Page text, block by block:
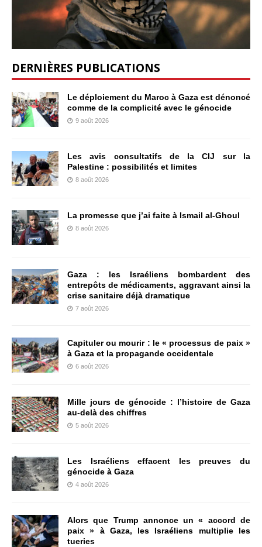
DERNIÈRES PUBLICATIONS
Le déploiement du Maroc à Gaza est dénoncé
comme de la complicité avec le génocide
9 août 2026
Les avis consultatifs de la CIJ sur la
Palestine : possibilités et limites
8 août 2026
La promesse que j’ai faite à Ismail al-Ghoul
8 août 2026
Gaza : les Israéliens bombardent des
entrepôts de médicaments, aggravant ainsi la
crise sanitaire déjà dramatique
7 août 2026
Capituler ou mourir : le « processus de paix »
à Gaza et la propagande occidentale
6 août 2026
Mille jours de génocide : l’histoire de Gaza
au-delà des chiffres
5 août 2026
Les Israéliens effacent les preuves du
génocide à Gaza
4 août 2026
Alors que Trump annonce un « accord de
paix » à Gaza, les Israéliens multiplie les
tueries